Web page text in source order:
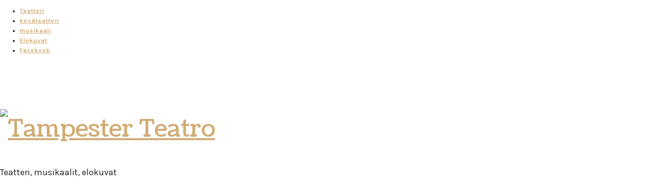
Teatteri
kesäteatteri
musikaali
Elokuvat
Facebook
Tampester
Teatro
Teatteri, musikaalit, elokuvat